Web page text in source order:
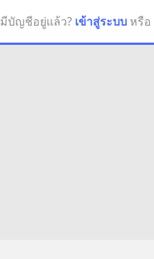
มีบัญชีอยู่แล้ว? เข้าสู่ระบบ หรือ